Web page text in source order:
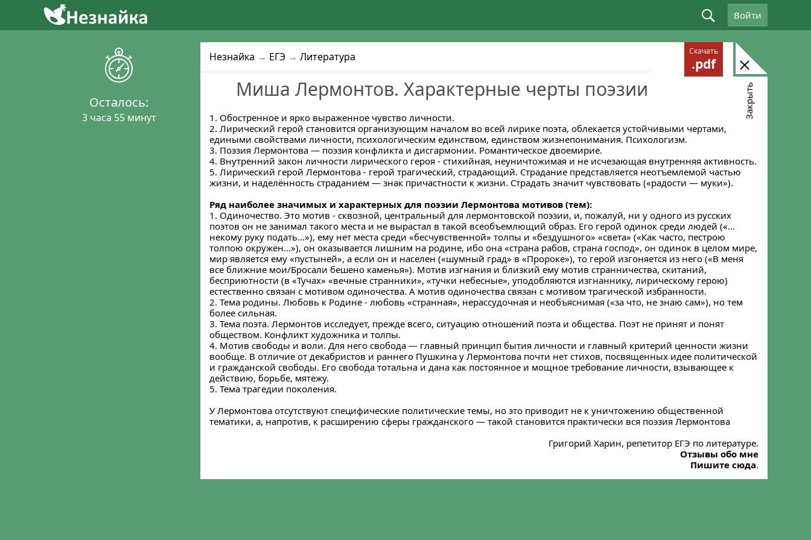
Войти
Осталось:
3 часа 55 минут Закрыть
Скачать
.pdf
Незнайка → ЕГЭ → Литература
Миша Лермонтов. Характерные черты поэзии
1. Обостренное и ярко выраженное чувство личности.
2. Лирический герой становится организующим началом во всей лирике поэта, облекается устойчивыми чертами,
едиными свойствами личности, психологическим единством, единством жизнепонимания. Психологизм.
3. Поэзия Лермонтова — поэзия конфликта и дисгармонии. Романтическое двоемирие.
4. Внутренний закон личности лирического героя - стихийная, неуничтожимая и не исчезающая внутренняя активность.
5. Лирический герой Лермонтова - герой трагический, страдающий. Страдание представляется неотъемлемой частью
жизни, и наделённость страданием — знак причастности к жизни. Страдать значит чувствовать («радости — муки»).
Ряд наиболее значимых и характерных для поэзии Лермонтова мотивов (тем):
1. Одиночество. Это мотив - сквозной, центральный для лермонтовской поэзии, и, пожалуй, ни у одного из русских
поэтов он не занимал такого места и не вырастал в такой всеобъемлющий образ. Его герой одинок среди людей («...
некому руку подать...»), ему нет места среди «бесчувственной» толпы и «бездушного» «света» («Как часто, пестрою
толпою окружён...»), он оказывается лишним на родине, ибо она «страна рабов, страна господ», он одинок в целом мире,
мир является ему «пустыней», а если он и населен («шумный град» в «Пророке»), то герой изгоняется из него («В меня
все ближние мои/Бросали бешено каменья»). Мотив изгнания и близкий ему мотив странничества, скитаний,
бесприютности (в «Тучах» «вечные странники», «тучки небесные», уподобляются изгнаннику, лирическому герою)
естественно связан с мотивом одиночества. А мотив одиночества связан с мотивом трагической избранности.
2. Тема родины. Любовь к Родине - любовь «странная», нерассудочная и необъяснимая («за что, не знаю сам»), но тем
более сильная.
3. Тема поэта. Лермонтов исследует, прежде всего, ситуацию отношений поэта и общества. Поэт не принят и понят
обществом. Конфликт художника и толпы.
4. Мотив свободы и воли. Для него свобода — главный принцип бытия личности и главный критерий ценности жизни
вообще. В отличие от декабристов и раннего Пушкина у Лермонтова почти нет стихов, посвященных идее политической
и гражданской свободы. Его свобода тотальна и дана как постоянное и мощное требование личности, взывающее к
действию, борьбе, мятежу.
5. Тема трагедии поколения.
У Лермонтова отсутствуют специфические политические темы, но это приводит не к уничтожению общественной
тематики, а, напротив, к расширению сферы гражданского — такой становится практически вся поэзия Лермонтова
Григорий Харин, репетитор ЕГЭ по литературе.
Отзывы обо мне
Пишите сюда.